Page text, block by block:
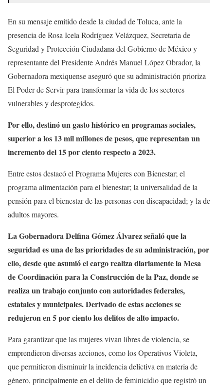
En su mensaje emitido desde la ciudad de Toluca, ante la
presencia de Rosa Icela Rodríguez Velázquez, Secretaria de
Seguridad y Protección Ciudadana del Gobierno de México y
representante del Presidente Andrés Manuel López Obrador, la
Gobernadora mexiquense aseguró que su administración prioriza
El Poder de Servir para transformar la vida de los sectores
vulnerables y desprotegidos.
Por ello, destinó un gasto histórico en programas sociales,
superior a los 13 mil millones de pesos, que representan un
incremento del 15 por ciento respecto a 2023.
Entre estos destacó el Programa Mujeres con Bienestar; el
programa alimentación para el bienestar; la universalidad de la
pensión para el bienestar de las personas con discapacidad; y la de
adultos mayores.
La Gobernadora Delfina Gómez Álvarez señaló que la
seguridad es una de las prioridades de su administración, por
ello, desde que asumió el cargo realiza diariamente la Mesa
de Coordinación para la Construcción de la Paz, donde se
realiza un trabajo conjunto con autoridades federales,
estatales y municipales. Derivado de estas acciones se
redujeron en 5 por ciento los delitos de alto impacto.
Para garantizar que las mujeres vivan libres de violencia, se
emprendieron diversas acciones, como los Operativos Violeta,
que permitieron disminuir la incidencia delictiva en materia de
género, principalmente en el delito de feminicidio que registró un